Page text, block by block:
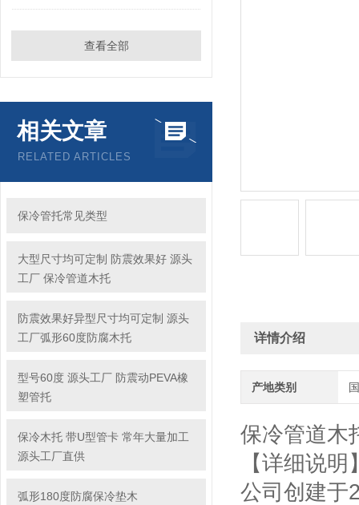
查看全部
相关文章
RELATED ARTICLES
保冷管托常见类型
大型尺寸均可定制 防震效果好 源头
工厂 保冷管道木托
防震效果好异型尺寸均可定制 源头
工厂弧形60度防腐木托
型号60度 源头工厂 防震动PEVA橡
塑管托
保冷木托 带U型管卡 常年大量加工
源头工厂直供
弧形180度防腐保冷垫木
详情介绍
产地类别
保冷管道木
【详细说
公司创建于